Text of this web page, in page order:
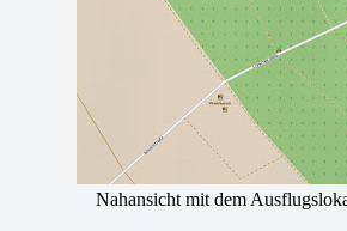
Nahansicht mit dem